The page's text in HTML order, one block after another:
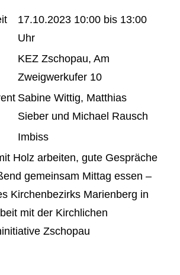
17.10.2023 10:00 bis 13:00
Uhr
KEZ Zschopau, Am
Zweigwerkufer 10
Sabine Wittig, Matthias
Sieber und Michael Rausch
Imbiss
Holz arbeiten, gute Gespräche
gemeinsam Mittag essen –
Kirchenbezirks Marienberg in
mit der Kirchlichen
Zschopau